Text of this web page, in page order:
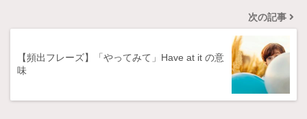
次の記事
【頻出フレーズ】「やってみて」Have at it の意
味